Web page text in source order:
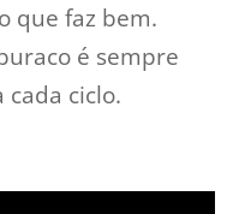
que faz bem.
é sempre
ciclo.